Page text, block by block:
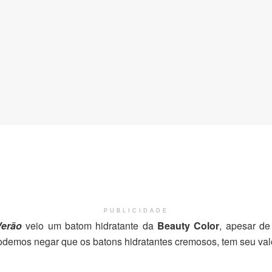
PUBLICIDADE
veio um batom hidratante da Beauty Color, apesar
negar que os batons hidratantes cremosos, tem seu